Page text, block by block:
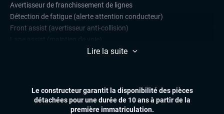
Avertisseur de franchissement de lignes
Détection de fatigue (alerte attention conducteur)
Front assist (avertisseur anti-collision)
CONFORT
Climatisation automatique multizones
Lire la suite
Le constructeur garantit la disponibilité des pièces
détachées pour une durée de 10 ans à partir de la
première immatriculation.